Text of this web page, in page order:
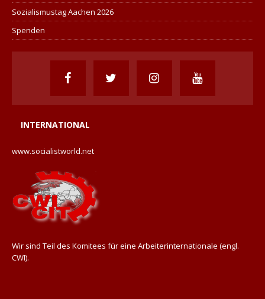
Sozialismustag Aachen 2026
Spenden
INTERNATIONAL
www.socialistworld.net
Wir sind Teil des Komitees für eine Arbeiterinternationale (engl.
CWI).